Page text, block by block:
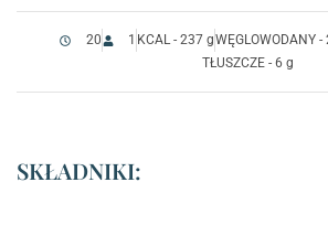
20 1 KCAL - 237 gWĘGLOWODANY -
TŁUSZCZE - 6 g
SKŁADNIKI: